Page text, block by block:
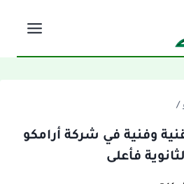
/
وفنية في شركة أرامكو
فأعلى